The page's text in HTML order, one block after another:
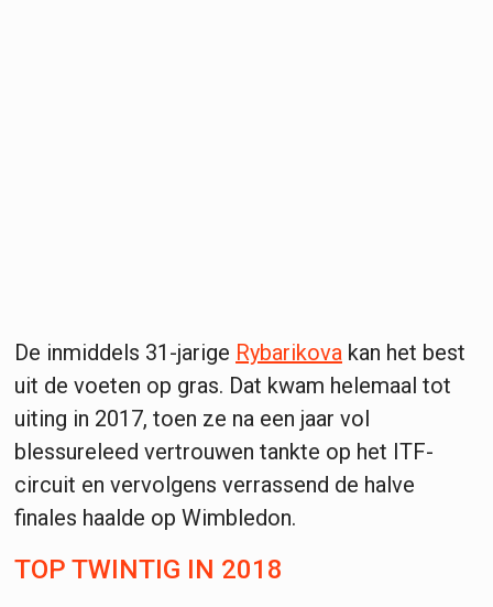
De inmiddels 31-jarige Rybarikova kan het best
uit de voeten op gras. Dat kwam helemaal tot
uiting in 2017, toen ze na een jaar vol
blessureleed vertrouwen tankte op het ITF-
circuit en vervolgens verrassend de halve
finales haalde op Wimbledon.
TOP TWINTIG IN 2018